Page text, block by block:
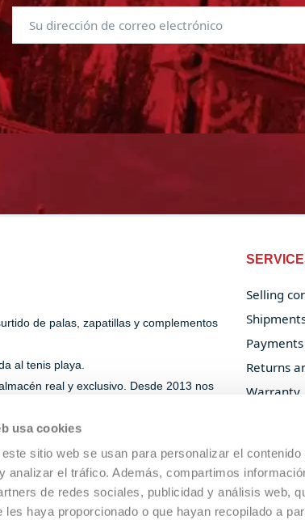
usa cookies
sitio web se usan para personalizar el
analizar el tráfico. Además, compartimos
de redes sociales, publicidad y análisis web,
les haya proporcionado o que hayan recopilado a
de palas, zapatillas y complementos
al tenis playa.
real y exclusivo. Desde 2013 nos
METHOD
Selling
Payments
Returns
Warranty
Privacy
Cookie